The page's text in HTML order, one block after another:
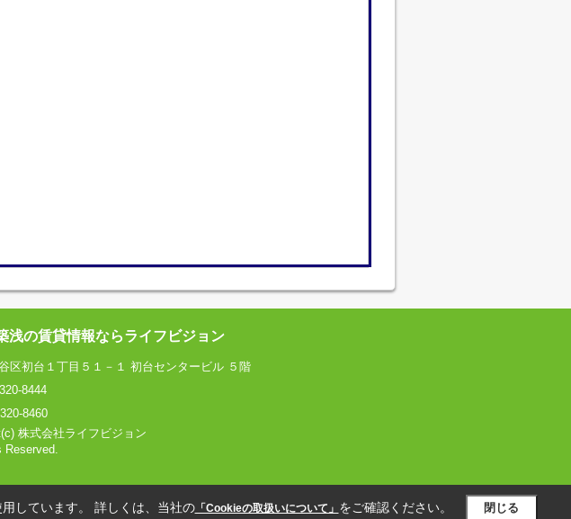
浅の賃貸情報ならライフビジョン
区初台１丁目５１－１ 初台センタービル ５階
8444
8460
株式会社ライフビジョン
Reserved.
しています。 詳しくは、当社の「Cookieの取扱いについて」 をご確認ください。 閉じる